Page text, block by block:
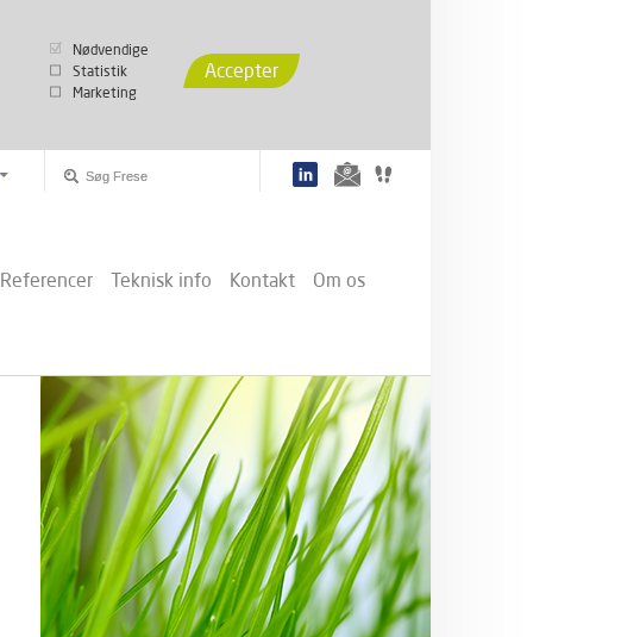
Nødvendige
Statistik
Marketing
Accepter
Referencer Teknisk info Kontakt Om os